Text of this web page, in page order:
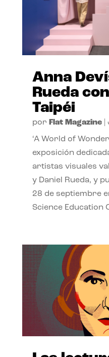
Anna
Rueda
Taipéi
por Flat Magazine|
‘A World of
exposición
artistas visuales
y Daniel Rueda, y
28 de septiembre
Science Education